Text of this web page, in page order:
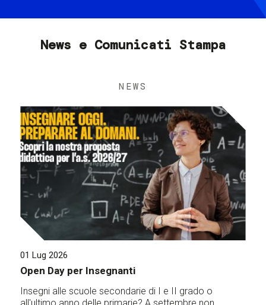
News e Comunicati Stampa
NEWS
01 Lug 2026
Open Day per Insegnanti
Insegni alle scuole secondarie di I e II grado o